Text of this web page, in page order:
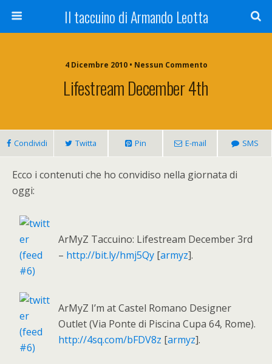
Il taccuino di Armando Leotta
4 Dicembre 2010 • Nessun Commento
Lifestream December 4th
Condividi Twitta Pin E-mail SMS
Ecco i contenuti che ho convidiso nella giornata di
oggi:
ArMyZ Taccuino: Lifestream December 3rd
– http://bit.ly/hmj5Qy [armyz].
ArMyZ I’m at Castel Romano Designer
Outlet (Via Ponte di Piscina Cupa 64, Rome).
http://4sq.com/bFDV8z [armyz].